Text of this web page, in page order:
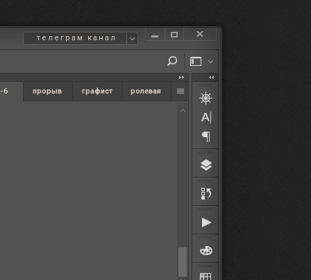
телеграм канал
6 прорыв графист ролевая